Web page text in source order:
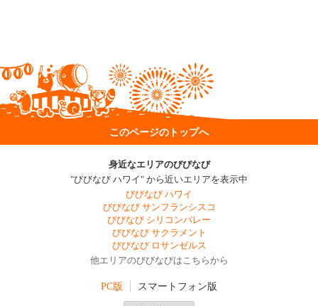
このページのトップへ
身近なエリアのびびなび
"びびなび ハワイ" から近いエリアを表示中
びびなび ハワイ
びびなび サンフランシスコ
びびなび シリコンバレー
びびなび サクラメント
びびなび ロサンゼルス
他エリアのびびなびはこちらから
PC版 スマートフォン版